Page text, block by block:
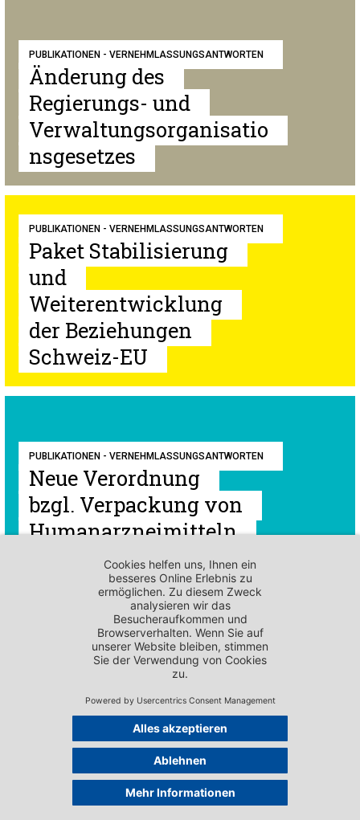
PUBLIKATIONEN - VERNEHMLASSUNGSANTWORTEN
Änderung des
Regierungs- und
Verwaltungsorganisatio
nsgesetzes
PUBLIKATIONEN - VERNEHMLASSUNGSANTWORTEN
Paket Stabilisierung
und
Weiterentwicklung
der Beziehungen
Schweiz-EU
PUBLIKATIONEN - VERNEHMLASSUNGSANTWORTEN
Neue Verordnung
bzgl. Verpackung von
Humanarzneimitteln
(Art. 17a HMG)
PUBLIKATIONEN - VERNEHMLASSUNGSANTWORTEN
Pflanzenschutz in der
ermöglichen» (22.441)